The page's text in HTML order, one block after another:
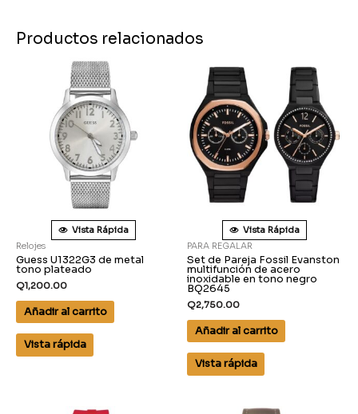
Productos relacionados
Vista Rápida
Relojes
Guess U1322G3 de metal
tono plateado
Q1,200.00
Añadir al carrito
Vista rápida
Vista Rápida
PARA REGALAR
Set de Pareja Fossil Evanston
multifunción de acero
inoxidable en tono negro
BQ2645
Q2,750.00
Añadir al carrito
Vista rápida